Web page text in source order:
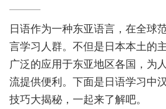
日语作为一种东亚语言，在全球
言学习人群。不但是日本本土的
广泛的应用于东亚地区各国，为
流提供便利。下面是日语学习中
技巧大揭秘，一起来了解吧。